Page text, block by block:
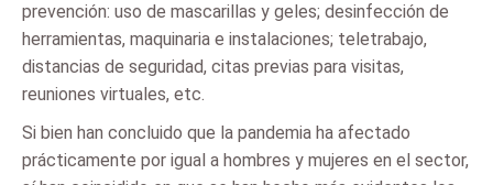
prevención: uso de mascarillas y geles; desinfección de
herramientas, maquinaria e instalaciones; teletrabajo,
distancias de seguridad, citas previas para visitas,
reuniones virtuales, etc.
Si bien han concluido que la pandemia ha afectado
prácticamente por igual a hombres y mujeres en el sector,